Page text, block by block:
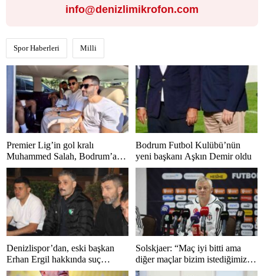
info@denizlimikrofon.com
Spor Haberleri Milli
Premier Lig’in gol kralı
Muhammed Salah, Bodrum’a
hayran kaldı
Bodrum Futbol Kulübü’nün
yeni başkanı Aşkın Demir oldu
Denizlispor’dan, eski başkan
Erhan Ergil hakkında suç
duyurusu
Solskjaer: “Maç iyi bitti ama
diğer maçlar bizim istediğimiz
gibi bitmedi”